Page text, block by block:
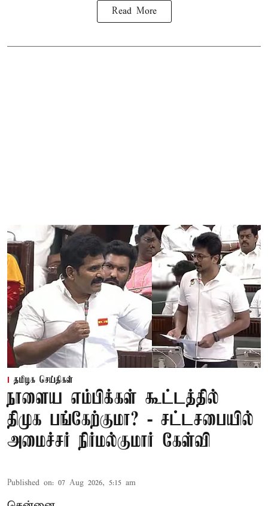
Read More
தமிழக செய்திகள்
நாளைய எம்பிக்கள் கூட்டத்தில்
திமுக பங்கேற்குமா? - சட்டசபையில்
அமைச்சர் நிர்மல்குமார் கேள்வி
Published on: 07 Aug 2026, 5:15 am